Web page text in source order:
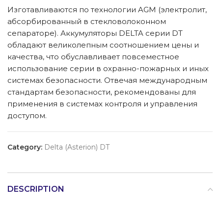
Изготавливаются по технологии AGM (электролит,
абсорбированный в стекловолоконном
сепараторе). Аккумуляторы DELTA серии DT
обладают великолепным соотношением цены и
качества, что обуславливает повсеместное
использование серии в охранно-пожарных и иных
системах безопасности. Отвечая международным
стандартам безопасности, рекомендованы для
применения в системах контроля и управления
доступом.
Category: Delta (Asterion) DT
DESCRIPTION